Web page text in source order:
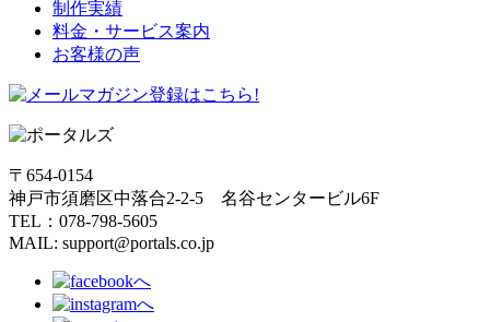
制作実績
料金・サービス案内
お客様の声
〒654-0154
神戸市須磨区中落合2-2-5 名谷センタービル6F
TEL：078-798-5605
MAIL: support@portals.co.jp